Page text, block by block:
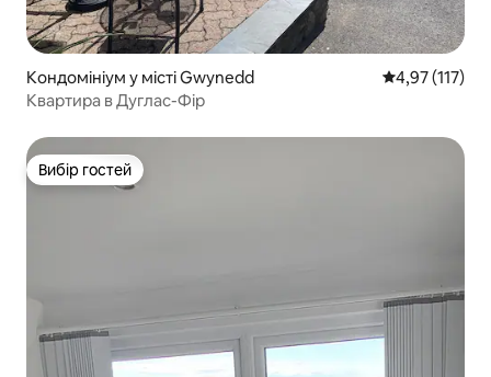
Кондомініум у місті Gwynedd Середня
4,97 (117)
Квартира в Дуглас-Фір
Вибір гостей
Вибір гостей